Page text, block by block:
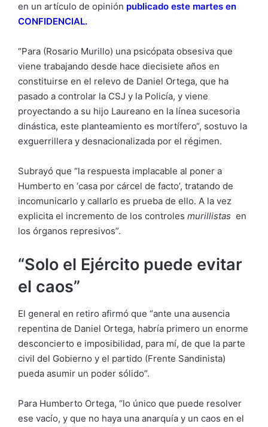
en un artículo de opinión publicado este martes en
CONFIDENCIAL.
“Para (Rosario Murillo) una psicópata obsesiva que
viene trabajando desde hace diecisiete años en
constituirse en el relevo de Daniel Ortega, que ha
pasado a controlar la CSJ y la Policía, y viene
proyectando a su hijo Laureano en la línea sucesoria
dinástica, este planteamiento es mortífero“, sostuvo la
exguerrillera y desnacionalizada por el régimen.
Subrayó que “la respuesta implacable al poner a
Humberto en ‘casa por cárcel de facto’, tratando de
incomunicarlo y callarlo es prueba de ello. A la vez
explicita el incremento de los controles murillistas en
los órganos represivos”.
“Solo el Ejército puede evitar
el caos”
El general en retiro afirmó que “ante una ausencia
repentina de Daniel Ortega, habría primero un enorme
desconcierto e imposibilidad, para mí, de que la parte
civil del Gobierno y el partido (Frente Sandinista)
pueda asumir un poder sólido”.
Para Humberto Ortega, “lo único que puede resolver
ese vacío, y que no haya una anarquía y un caos en el